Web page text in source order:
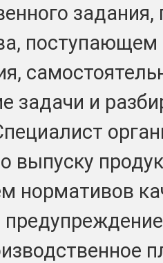
задания,
поступающем
задачи и
выпуску
нормативов